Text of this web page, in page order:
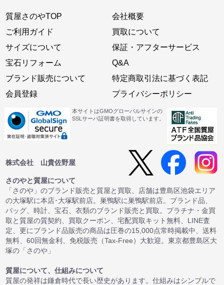
質屋さのやTOP
ご利用ガイド
サイズについて
宝石リフォーム
ブランド販売について
会員登録
会社概要
買取について
保証・アフターサービス
Q&A
特定商取引法に基づく表記
プライバシーポリシー
本サイトはGMOグローバルサインの
SSLサーバ証明書を取得しています。
株式会社 山貴佐野屋
さのやと質屋について
「さのや」のブランド販売と質屋と買取、店舗は豊島区池袋エリア
の大塚駅に本店･大塚駅前店。巣鴨駅に巣鴨駅前店。ブランド品、
バッグ、時計、宝石、衣類のブランド販売と買取。プラチナ・金買
取と質屋の質契約、買取クーポン、宅配買取キット無料、LINE査
定、更にブランド品販売の商品は圧巻の15,000点常時掲載中、送料
無料、60回無金利、免税販売（Tax-Free）大歓迎。東京都豊島区大
塚の「さのや」
質屋について、仕組みについて
質屋の発祥は鎌倉時代で長い歴史があります。仕組みはシンプルで